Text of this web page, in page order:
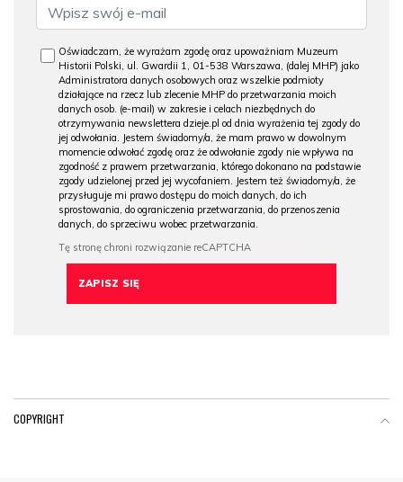
Oświadczam, że wyrażam zgodę oraz upoważniam Muzeum
Historii Polski, ul. Gwardii 1, 01-538 Warszawa, (dalej MHP) jako
Administratora danych osobowych oraz wszelkie podmioty
działające na rzecz lub zlecenie MHP do przetwarzania moich
danych osob. (e-mail) w zakresie i celach niezbędnych do
otrzymywania newslettera dzieje.pl od dnia wyrażenia tej zgody do
jej odwołania. Jestem świadomy/a, że mam prawo w dowolnym
momencie odwołać zgodę oraz że odwołanie zgody nie wpływa na
zgodność z prawem przetwarzania, którego dokonano na podstawie
zgody udzielonej przed jej wycofaniem. Jestem też świadomy/a, że
przysługuje mi prawo dostępu do moich danych, do ich
sprostowania, do ograniczenia przetwarzania, do przenoszenia
danych, do sprzeciwu wobec przetwarzania.
COPYRIGHT